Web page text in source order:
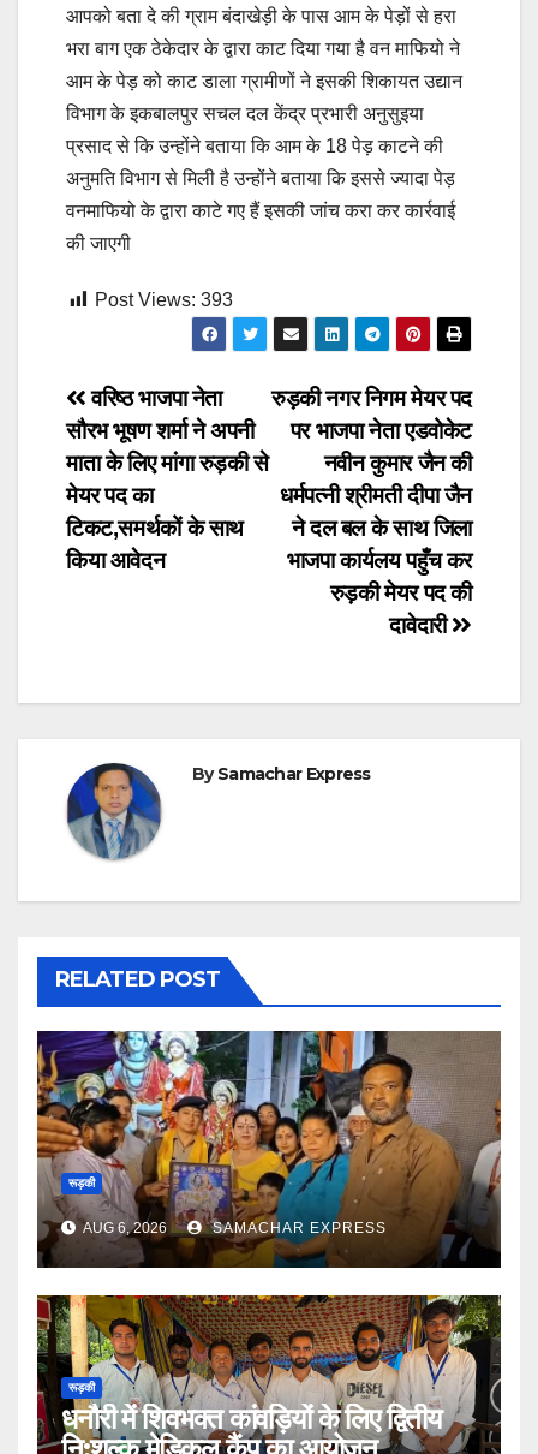
आपको बता दे की ग्राम बंदाखेड़ी के पास आम के पेड़ों से हरा
भरा बाग एक ठेकेदार के द्वारा काट दिया गया है वन माफियो ने
आम के पेड़ को काट डाला ग्रामीणों ने इसकी शिकायत उद्यान
विभाग के इकबालपुर सचल दल केंद्र प्रभारी अनुसुइया
प्रसाद से कि उन्होंने बताया कि आम के 18 पेड़ काटने की
अनुमति विभाग से मिली है उन्होंने बताया कि इससे ज्यादा पेड़
वनमाफियो के द्वारा काटे गए हैं इसकी जांच करा कर कार्रवाई
की जाएगी
Post Views: 393
Post
navigation
रुड़की नगर निगम मेयर पद
पर भाजपा नेता एडवोकेट
नवीन कुमार जैन की
धर्मपत्नी श्रीमती दीपा जैन
ने दल बल के साथ जिला
भाजपा कार्यलय पहुँच कर
रुड़की मेयर पद की
दावेदारी
वरिष्ठ भाजपा नेता
सौरभ भूषण शर्मा ने अपनी
माता के लिए मांगा रुड़की से
मेयर पद का
टिकट,समर्थकों के साथ
किया आवेदन
BySamachar Express
RELATED POST
रूड़की
AUG 6, 2026 SAMACHAR EXPRESS
रूड़की
धनौरी में शिवभक्त कांवड़ियों के लिए द्वितीय